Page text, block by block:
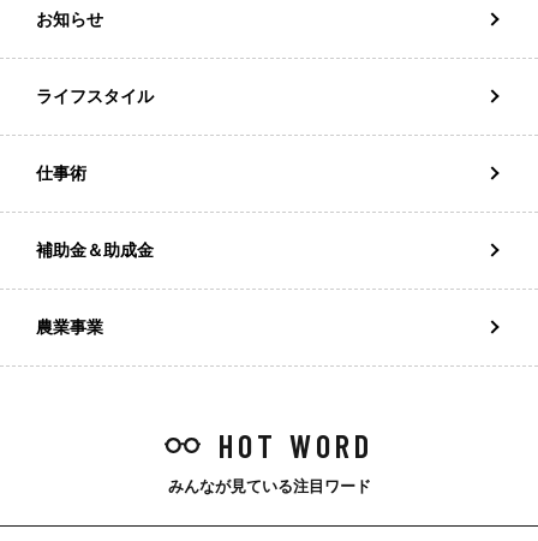
お知らせ
ライフスタイル
仕事術
補助金＆助成金
農業事業
HOT WORD
みんなが見ている注目ワード